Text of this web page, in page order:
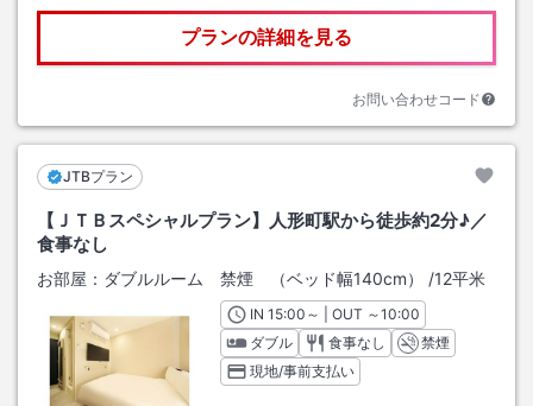
プランの詳細を見る
お問い合わせコード
JTBプラン
【ＪＴＢスペシャルプラン】人形町駅から徒歩約2分♪／
食事なし
お部屋： ダブルルーム 禁煙 （ベッド幅140cm） /12平米
INチェックイン
15:00 ～ | OUT チェックアウト
～10:00
ダブル
食事なし
禁煙
現地/事前支払い